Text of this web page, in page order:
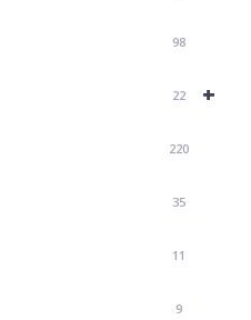
98
+
22
220
35
11
9